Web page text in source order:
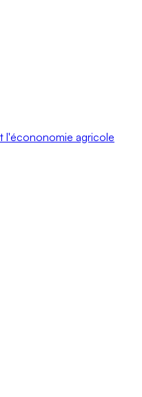
l'écononomie agricole